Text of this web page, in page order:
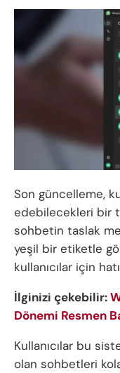
Son güncelleme,
edebilecekleri bir
sohbetin taslak
yeşil bir etiketle
kullanıcılar için
İlginizi çekebilir:
Dönemi Resmen
Kullanıcılar bu
olan sohbetleri